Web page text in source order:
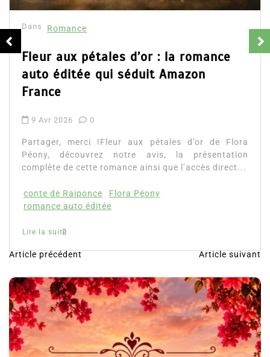
Dans Romance
Fleur aux pétales d’or : la romance
auto éditée qui séduit Amazon
France
9 Avr 2026 0
Partager, merci !Fleur aux pétales d’or de Flora
Péony, découvrez notre avis, la présentation
complète de cette romance ainsi que l’accès direct...
conte de Raiponce
Flora Péony
romance auto éditée
Lire la suite
N
a
v
i
g
a
Article précédent Article suivant